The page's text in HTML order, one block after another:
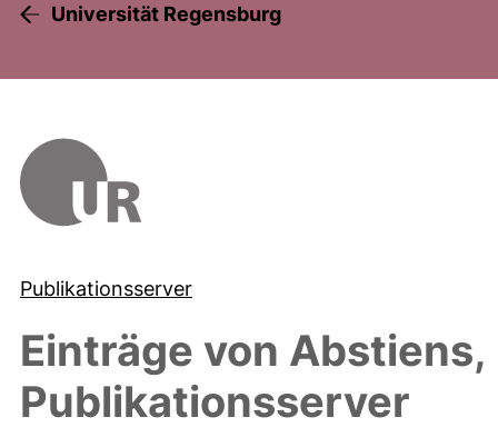
Universität Regensburg
Publikationsserver
Einträge von
Publikationsserver